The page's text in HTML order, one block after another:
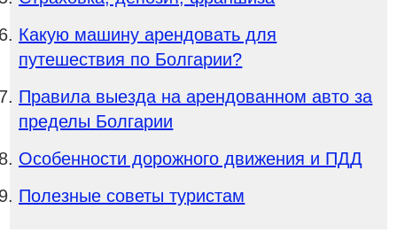
Какую машину арендовать для
путешествия по Болгарии?
Правила выезда на арендованном авто за
пределы Болгарии
Особенности дорожного движения и ПДД
Полезные советы туристам